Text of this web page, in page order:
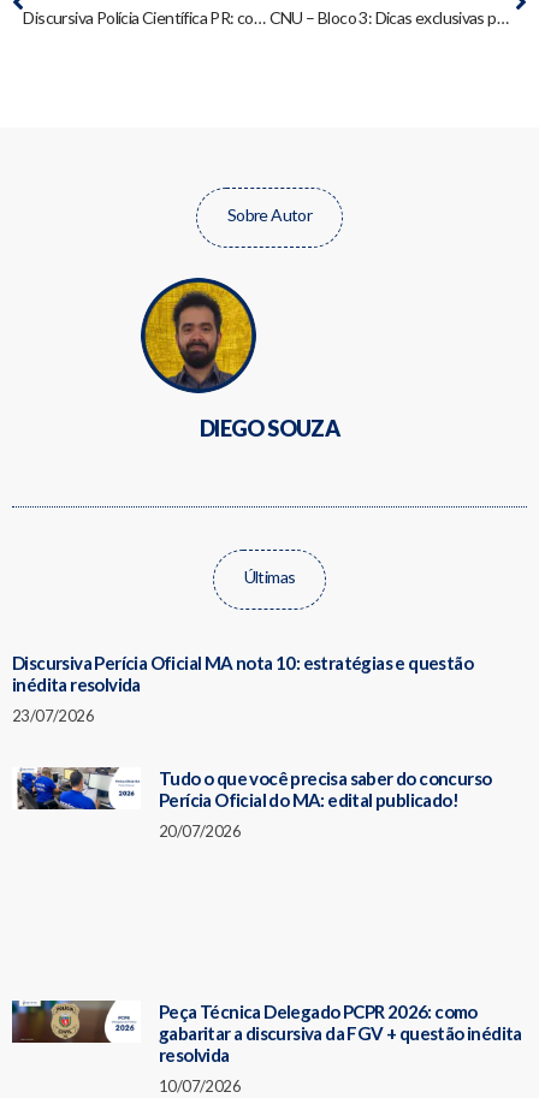
Discursiva Polícia Científica PR: como gabaritar e última prova resolvida CNU – Bloco 3: Dicas exclusivas para uma preparação eficaz!
Sobre Autor
DIEGO SOUZA
Últimas
Discursiva Perícia Oficial MA nota 10: estratégias e questão
inédita resolvida
23/07/2026
Tudo o que você precisa saber do concurso
Perícia Oficial do MA: edital publicado!
20/07/2026
Peça Técnica Delegado PCPR 2026: como
gabaritar a discursiva da FGV + questão inédita
resolvida
10/07/2026